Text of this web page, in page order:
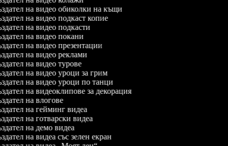
на видео обиколки на къщи
на видео подкаст копие
на видео подкасти
на видео покани
на видео презентации
на видео реклами
на видео турове
на видео уроци за грим
на видео уроци по танци
на видеоклипове за декорация
на влогове
на гейминг видеа
на готварски видеа
на демо видеа
на видеа със зелен екран